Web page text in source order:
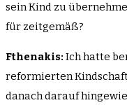
sein Kind zu
für zeitgemäß?
Fthenakis: Ich hatte
reformierten
danach darauf